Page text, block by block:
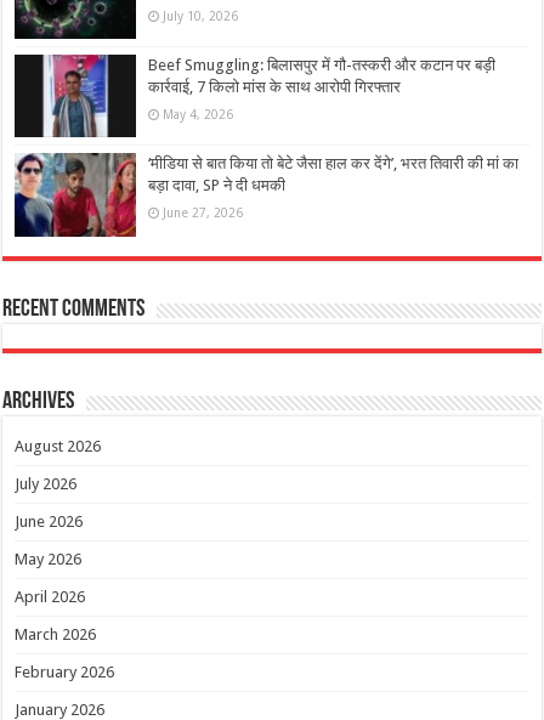
July 10, 2026
Beef Smuggling: बिलासपुर में गौ-तस्करी और कटान पर बड़ी
कार्रवाई, 7 किलो मांस के साथ आरोपी गिरफ्तार
May 4, 2026
‘मीडिया से बात किया तो बेटे जैसा हाल कर देंगे’, भरत तिवारी की मां का
बड़ा दावा, SP ने दी धमकी
June 27, 2026
Recent Comments
Archives
August 2026
July 2026
June 2026
May 2026
April 2026
March 2026
February 2026
January 2026